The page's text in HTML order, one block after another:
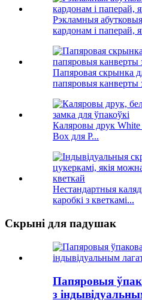
Рэкламныя
кардонам і паперай,
Папяровая скрынка
папяровыя
Каляровы друк White
Box для P...
Нестандартныя
каробкі з кветкамі...
Скрыні для падушак
Папяровыя
з